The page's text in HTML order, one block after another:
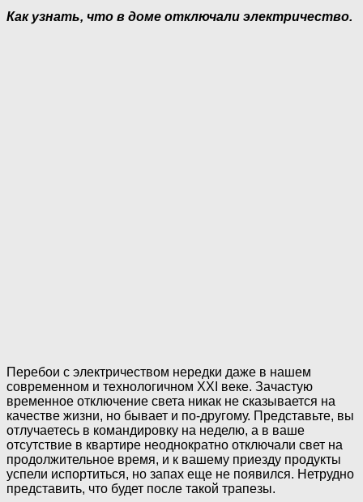
Как узнать, что в доме отключали электричество.
Перебои с электричеством нередки даже в нашем
современном и технологичном ХХI веке. Зачастую
временное отключение света никак не сказывается на
качестве жизни, но бывает и по-другому. Представьте, вы
отлучаетесь в командировку на неделю, а в ваше
отсутствие в квартире неоднократно отключали свет на
продолжительное время, и к вашему приезду продукты
успели испортиться, но запах еще не появился. Нетрудно
представить, что будет после такой трапезы.